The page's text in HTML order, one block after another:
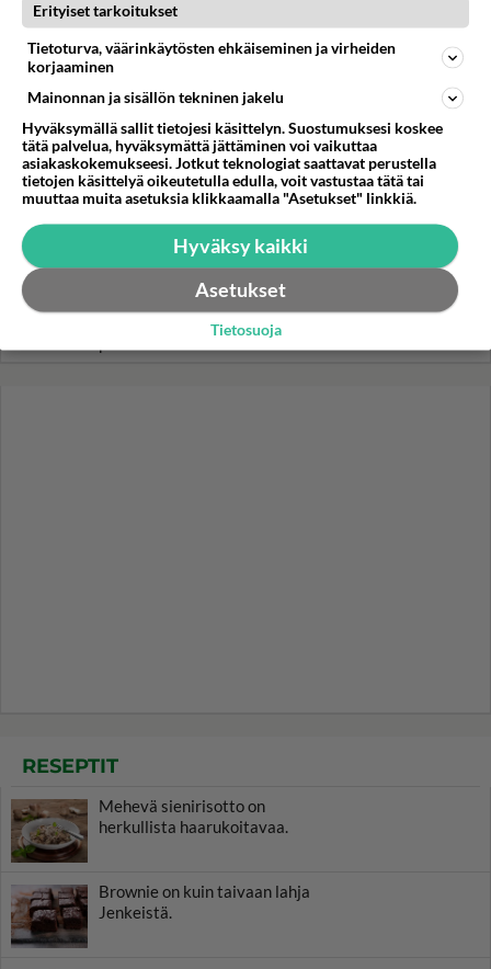
Tiesitkö? Martina Aitolehden
isäpuoli on tämä suosittu
laulaja
Kun yksi kauhallinen ei riitä...
Tämä helppo arkiruoka ei jää
syömättä!
Ikäviä uutisia Elämäni biisi -
katsojalle iso pettymys
Uusi Beck-elokuva nyt
kotisohvalta katsottavana -
Ikävä tilanne osalle
RESEPTIT
Mehevä sienirisotto on
herkullista haarukoitavaa.
Brownie on kuin taivaan lahja
Jenkeistä.
Erityiset tarkoitukset
Tietoturva, väärinkäytösten ehkäiseminen ja virheiden
korjaaminen
Mainonnan ja sisällön tekninen jakelu
Hyväksymällä sallit tietojesi käsittelyn. Suostumuksesi koskee
tätä palvelua, hyväksymättä jättäminen voi vaikuttaa
asiakaskokemukseesi. Jotkut teknologiat saattavat perustella
tietojen käsittelyä oikeutetulla edulla, voit vastustaa tätä tai
muuttaa muita asetuksia klikkaamalla "Asetukset" linkkiä.
Hyväksy kaikki
Asetukset
Tietosuoja